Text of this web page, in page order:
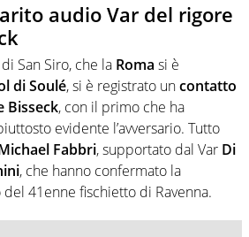
audio Var del rigore
San Siro, che la Roma si è
di Soulé, si è registrato uncontatto
Bisseck, con il primo che ha
evidente l’avversario. Tutto
Fabbri, supportato dal Var Di
, che hanno confermato la
41enne fischietto di Ravenna.